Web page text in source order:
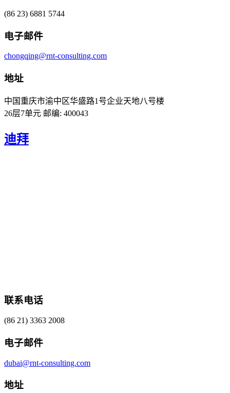
(86 23) 6881 5744
电子邮件
chongqing@rnt-consulting.com
地址
中国重庆市渝中区华盛路1号企业天地八号楼
26层7单元 邮编: 400043
迪拜
联系电话
(86 21) 3363 2008
电子邮件
dubai@rnt-consulting.com
地址